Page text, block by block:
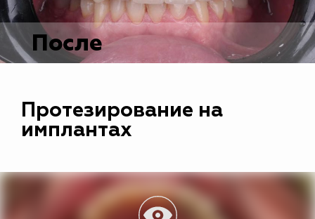
После
Протезирование на
имплантах